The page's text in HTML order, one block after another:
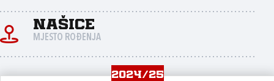
Našice
MJESTO ROĐENJA
2024/25